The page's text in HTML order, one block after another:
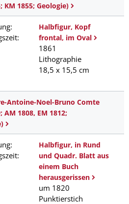
KM 1855; Geologie)
Halbfigur, Kopf
frontal, im Oval
1861
Lithographie
18,5 x 15,5 cm
Antoine-Noel-Bruno Comte
AM 1808, EM 1812;
Halbfigur, in Rund
und Quadr. Blatt aus
einem Buch
herausgerissen
um 1820
Punktierstich